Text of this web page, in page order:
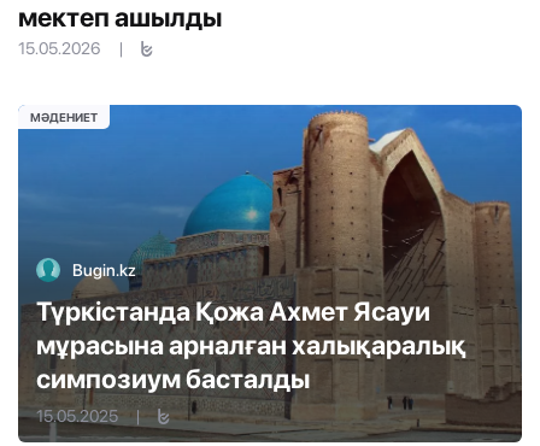
мектеп ашылды
15.05.2026 |
Bugin.kz
Түркістанда Қожа Ахмет Ясауи
мұрасына арналған халықаралық
симпозиум басталды
15.05.2025 |
МӘДЕНИЕТ